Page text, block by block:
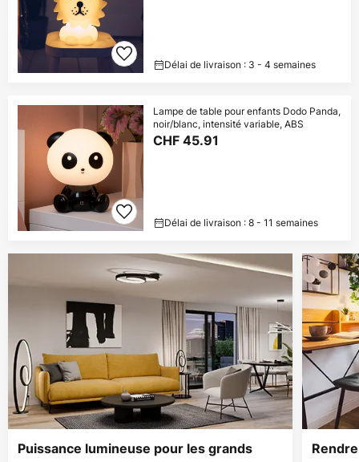
Délai de livraison : 3 - 4 semaines
Lampe de table pour enfants Dodo Panda,
noir/blanc, intensité variable, ABS
CHF 45.91
Délai de livraison : 8 - 11 semaines
Puissance lumineuse pour les grands